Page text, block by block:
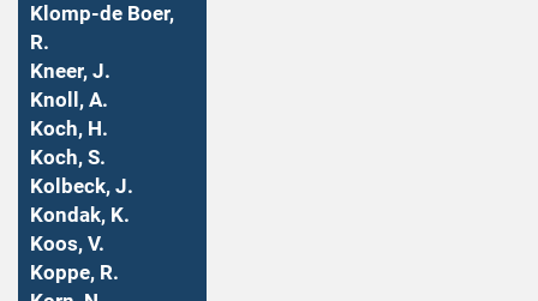
Klomp-de Boer,
R.
Kneer, J.
Knoll, A.
Koch, H.
Koch, S.
Kolbeck, J.
Kondak, K.
Koos, V.
Koppe, R.